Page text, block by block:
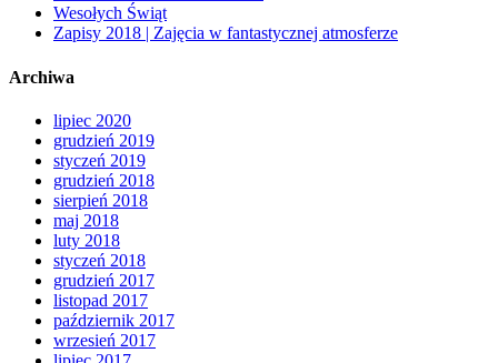
Wesołych Świąt
Zapisy 2018 | Zajęcia w fantastycznej atmosferze
Archiwa
lipiec 2020
grudzień 2019
styczeń 2019
grudzień 2018
sierpień 2018
maj 2018
luty 2018
styczeń 2018
grudzień 2017
listopad 2017
październik 2017
wrzesień 2017